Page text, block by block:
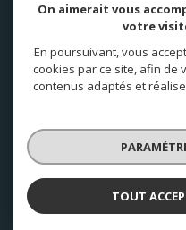
cookies
© 2026 | Tous droits réservés
Réalisé par
On aimerait vous
votre
En poursuivant, vous
cookies par ce site, afin de
contenus adaptés et
TOUT